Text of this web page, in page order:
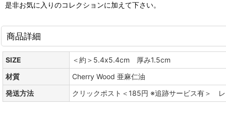
是非お気に入りのコレクションに加えて下さい。
商品詳細
SIZE
＜約＞5.4x5.4cm 厚み1.5cm
材質
Cherry Wood 亜麻仁油
発送方法
クリックポスト＜185円 ※追跡サービス有＞